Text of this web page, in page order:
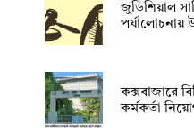
জুডিশিয়াল
পর্যালোচনায়
কক্সবাজারে
কর্মকর্তা